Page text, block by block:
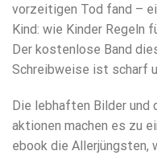
vorzeitigen Tod fand –
Kind: wie Kinder Regeln
Der kostenlose Band
Schreibweise ist scharf
Die lebhaften Bilder und
aktionen machen es zu
ebook die Allerjüngsten,